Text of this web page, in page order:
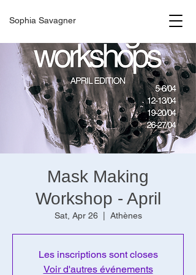
Sophia Savagner
Mask Making
Workshop - April
Sat, Apr 26
  |
Athènes
Les inscriptions sont closes
Voir d'autres événements